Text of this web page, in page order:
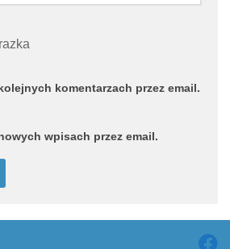
komentarzach przez email.
wpisach przez email.